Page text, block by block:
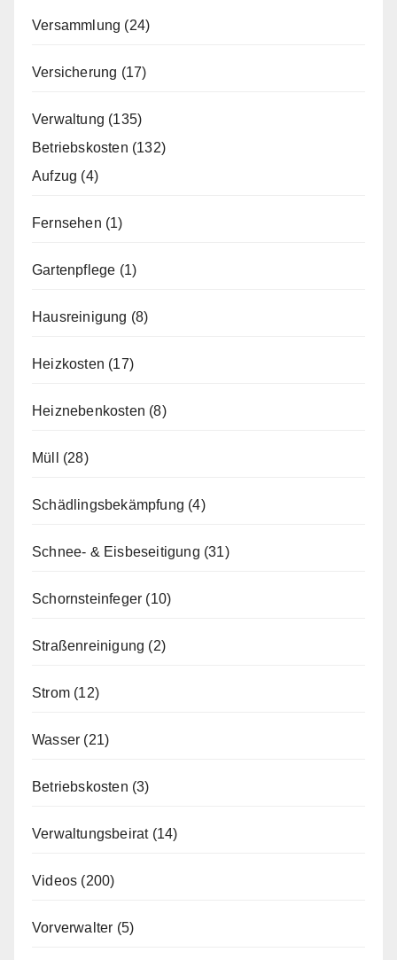
Versammlung (24)
Versicherung (17)
Verwaltung (135)
Betriebskosten (132)
Aufzug (4)
Fernsehen (1)
Gartenpflege (1)
Hausreinigung (8)
Heizkosten (17)
Heiznebenkosten (8)
Müll (28)
Schädlingsbekämpfung (4)
Schnee- & Eisbeseitigung (31)
Schornsteinfeger (10)
Straßenreinigung (2)
Strom (12)
Wasser (21)
Betriebskosten (3)
Verwaltungsbeirat(14)
Videos (200)
Vorverwalter (5)